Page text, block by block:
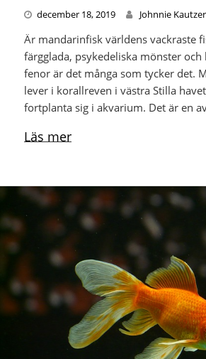
december 18, 2019 Johnnie
Är mandarinfisk världens vackraste
färgglada, psykedeliska mönster och
fenor är det många som tycker det.
lever i korallreven i västra Stilla
fortplanta sig i akvarium. Det är en